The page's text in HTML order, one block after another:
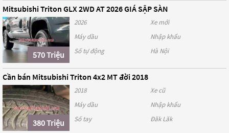
Mitsubishi Triton GLX 2WD AT 2026 GIÁ SẬP SÀN
570 Triệu
2026
Xe mới
Máy dầu
Nhập khẩu
Số tự động
Hà Nội
Cần bán Mitsubishi Triton 4x2 MT đời 2018
380 Triệu
2018
Xe cũ
Máy dầu
Nhập khẩu
Số tay
Đăk Lăk